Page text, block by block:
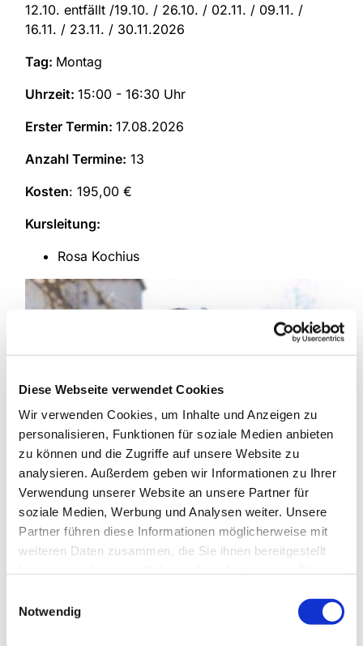
Diese Webseite verwendet Cookies
Wir verwenden Cookies, um Inhalte und Anzeigen zu
personalisieren, Funktionen für soziale Medien anbieten
zu können und die Zugriffe auf unsere Website zu
analysieren. Außerdem geben wir Informationen zu Ihrer
Verwendung unserer Website an unsere Partner für
soziale Medien, Werbung und Analysen weiter. Unsere
Partner führen diese Informationen möglicherweise mit
weiteren Daten zusammen, die Sie ihnen bereitgestellt
Notwendig
12.10. entfällt /19.10. / 26.10. / 02.11. / 09.11. /
16.11. / 23.11. / 30.11.2026
Tag: Montag
Uhrzeit: 15:00 - 16:30 Uhr
Erster Termin: 17.08.2026
Anzahl Termine: 13
Kosten: 195,00 €
Kursleitung:
Rosa Kochius